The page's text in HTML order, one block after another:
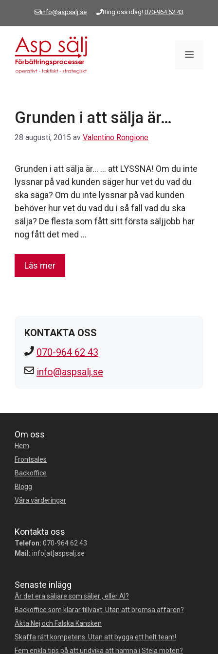
info@aspsalj.se Ring oss idag! 070-964 62 43
Meny
Grunden i att sälja är…
28 augusti, 2015 av Valentino Rongione
Grunden i att sälja är… … att LYSSNA! Om du inte
lyssnar på vad kunden säger hur vet du vad du
ska säga? Om du inte lyssnar på vad kunden
behöver hur vet du vad du i så fall vad du ska
sälja? De flesta som fått sitt första säljjobb har
nog fått det med …
Läs mer
KONTAKTA OSS
070-964 62 43
info@aspsalj.se
Om oss
Hem
Frontsales
Backoffice
Blogg
Våra värderingar
Kontakta oss
Telefon: 070-964 62 43
Mail: info[at]aspsalj.se
Senaste inlägg
Är det era säljare som säljer , eller AI?
Backoffice som klarar tillväxt. Utan att bromsa affären?
Äkta Nej och Falska Kansken
Skaffa rätt kompetens. Utan att bygga ett helt team!
Fem enkla tips på att undvika att hamna i Stela möten?